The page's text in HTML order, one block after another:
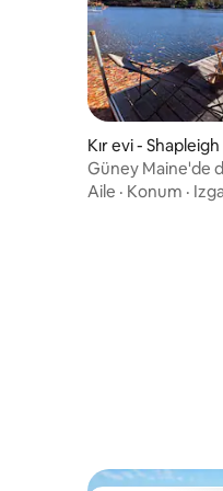
Kır evi - Shapleigh
Güney Maine'de
Aile · Konum ·